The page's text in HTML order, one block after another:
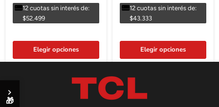
12 cuotas sin interés de:
$52.499
Elegir opciones
12 cuotas sin interés de:
$43.333
Elegir opciones
🎁